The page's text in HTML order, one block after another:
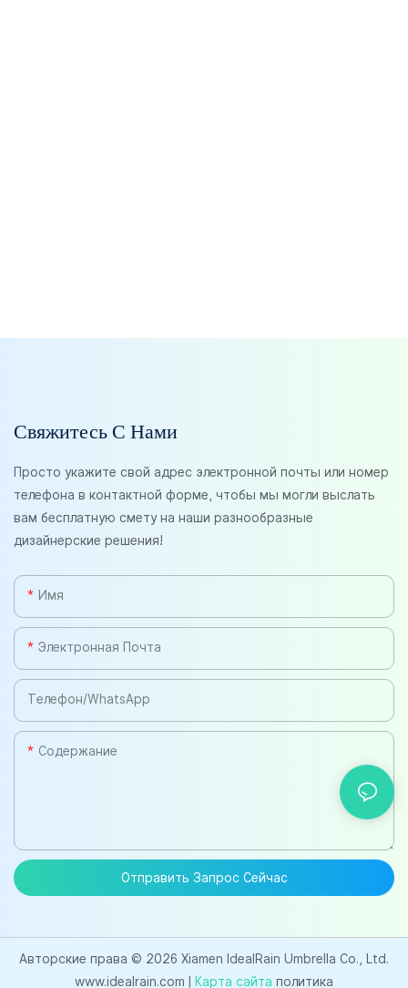
Свяжитесь С Нами
Просто укажите свой адрес электронной почты или номер
телефона в контактной форме, чтобы мы могли выслать
вам бесплатную смету на наши разнообразные
дизайнерские решения!
Имя
Электронная Почта
Телефон/WhatsApp
Содержание
Отправить Запрос Сейчас
Авторские права © 2026 Xiamen IdealRain Umbrella Co., Ltd.
www.idealrain.com |
Карта сайта политика